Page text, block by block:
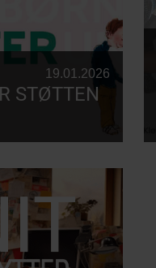
19.01.2026
STØTTEN